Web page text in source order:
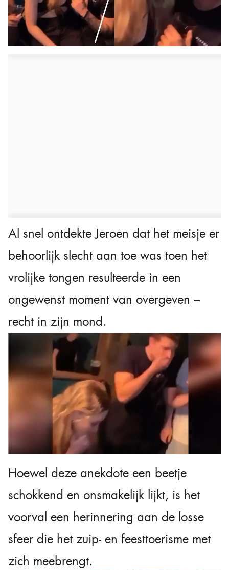
Al snel ontdekte Jeroen dat het meisje er
behoorlijk slecht aan toe was toen het
vrolijke tongen resulteerde in een
ongewenst moment van overgeven –
recht in zijn mond.
Hoewel deze anekdote een beetje
schokkend en onsmakelijk lijkt, is het
voorval een herinnering aan de losse
sfeer die het zuip- en feesttoerisme met
zich meebrengt.